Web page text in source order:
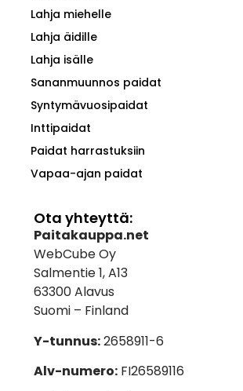
Lahja miehelle
Lahja äidille
Lahja isälle
Sananmuunnos paidat
Syntymävuosipaidat
Inttipaidat
Paidat harrastuksiin
Vapaa-ajan paidat
Ota yhteyttä:
Paitakauppa.net
WebCube Oy
Salmentie 1, A13
63300 Alavus
Suomi – Finland
Y-tunnus:2658911-6
Alv-numero:FI26589116